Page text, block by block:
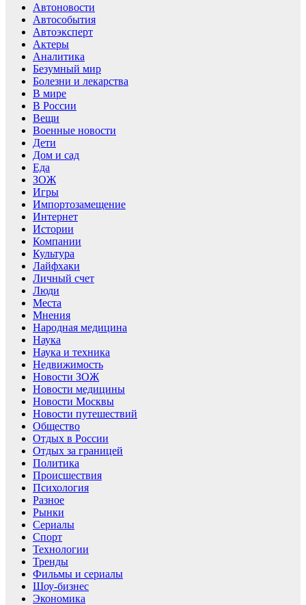
Автоновости
Автособытия
Автоэксперт
Актеры
Аналитика
Безумный мир
Болезни и лекарства
В мире
В России
Вещи
Военные новости
Дети
Дом и сад
Еда
ЗОЖ
Игры
Импортозамещение
Интернет
Истории
Компании
Культура
Лайфхаки
Личный счет
Люди
Места
Мнения
Народная медицина
Наука
Наука и техника
Недвижимость
Новости ЗОЖ
Новости медицины
Новости Москвы
Новости путешествий
Общество
Отдых в России
Отдых за границей
Политика
Происшествия
Психология
Разное
Рынки
Сериалы
Спорт
Технологии
Тренды
Фильмы и сериалы
Шоу-бизнес
Экономика